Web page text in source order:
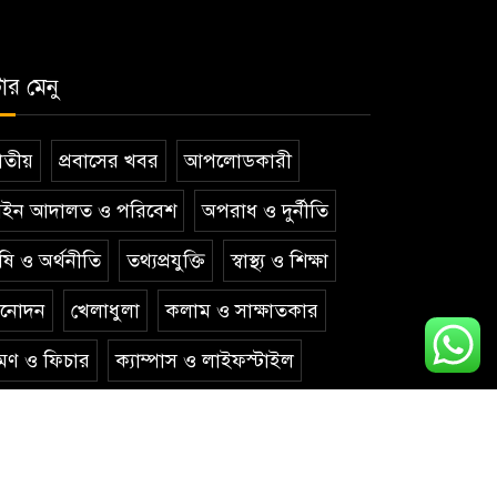
মেনু
প্রবাসের খবর আপলোডকারী
আদালত ও পরিবেশ অপরাধ ও দুর্নীতি
ও অর্থনীতি তথ্যপ্রযুক্তি স্বাস্থ্য ও শিক্ষা
খেলাধুলা কলাম ও সাক্ষাতকার
ও ফিচার ক্যাম্পাস ও লাইফস্টাইল